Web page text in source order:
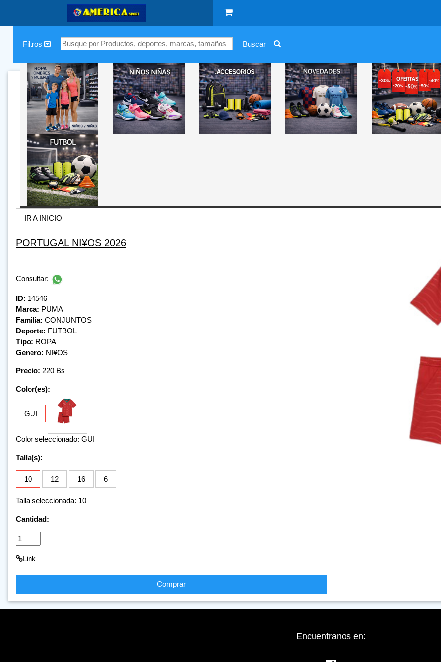
Filtros
IR A INICIO
PORTUGAL NI¥OS 2026
Consultar:
ID: 14546
Marca: PUMA
Familia: CONJUNTOS
Deporte: FUTBOL
Tipo: ROPA
Genero: NI¥OS
Precio: 220 Bs
Color(es):
GUI
Color seleccionado: GUI
Talla(s):
10 12 16 6
Talla seleccionada: 10
Cantidad:
Link
Comprar
Encuentranos en: